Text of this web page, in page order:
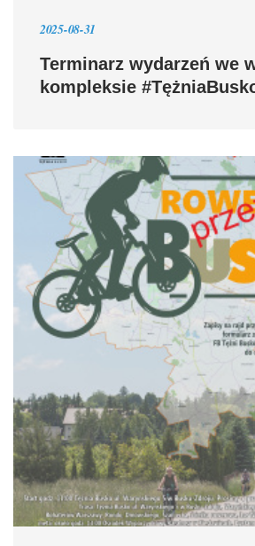
2025-08-31
Terminarz wydarzeń we
kompleksie